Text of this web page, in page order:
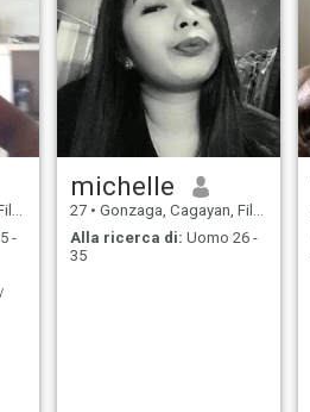
-
michelle
27 • Gonzaga, Cagayan, Filippine
Alla ricerca di: Uomo 26 -
35